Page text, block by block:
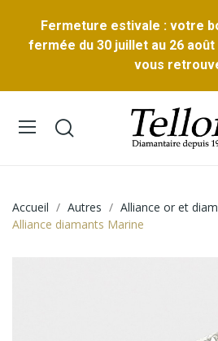
Fermeture estivale : votre
fermée du 30 juillet au 26
vous
Accueil Autres
Alliance or et
Alliance diamants Marine